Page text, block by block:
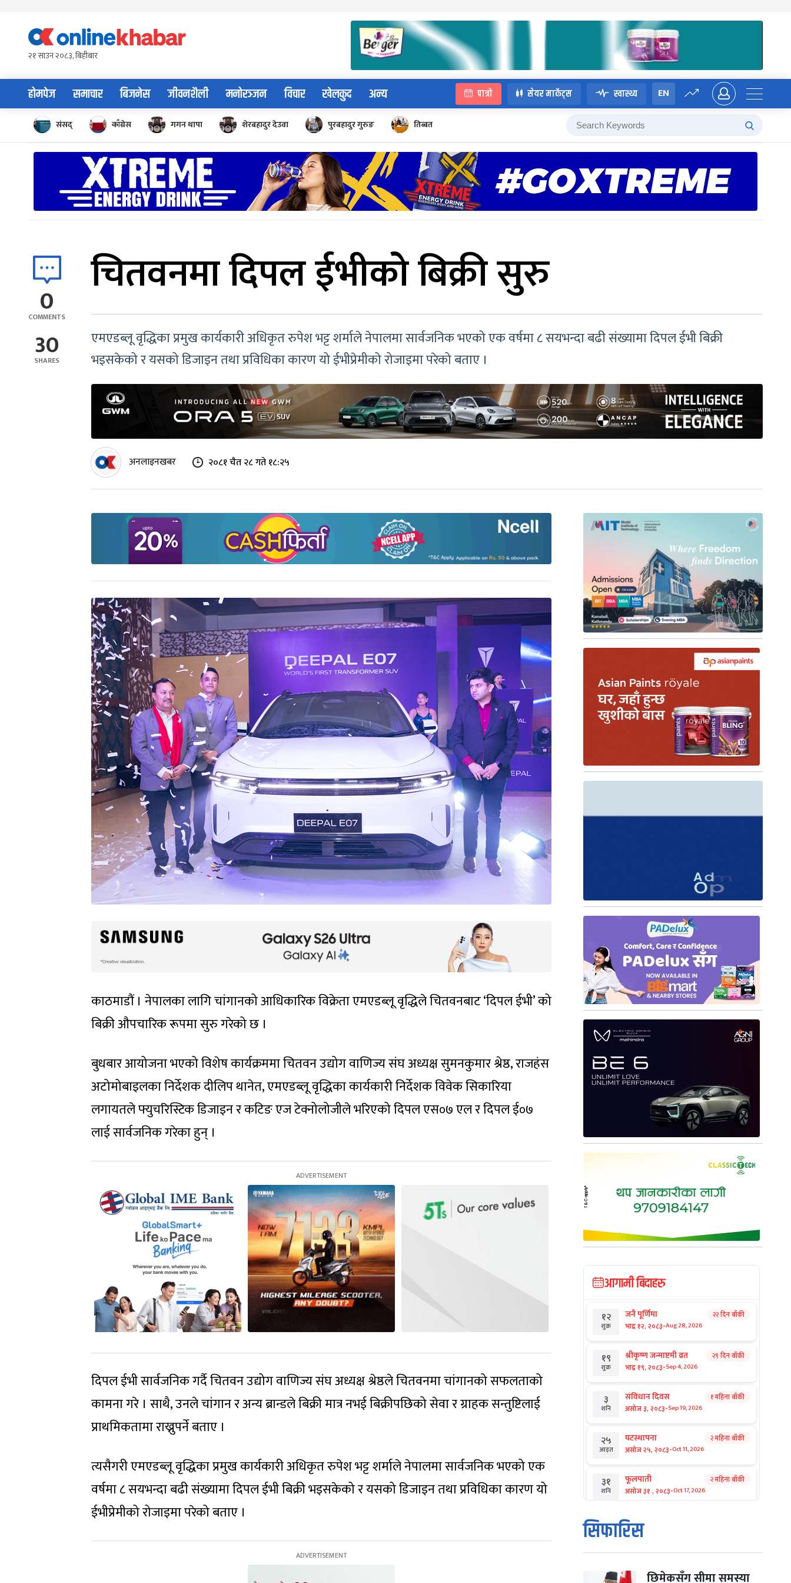
content२१ साउन २०८३, बिहीबार
होमपेज समाचार बिजनेस जीवनशैली मनोरञ्जन विचार खेलकुद अन्य पात्रो सेयर मार्केट्स स्वास्थ्य EN
संसद् काँग्रेस गगन थापा शेरबहादुर देउवा पुरबहादुर गुरुङ तिब्बत
0
COMMENTS
30
SHARES
चितवनमा दिपल ईभीको बिक्री सुरु
एमएडब्लू वृद्धिका प्रमुख कार्यकारी अधिकृत रुपेश भट्ट शर्माले नेपालमा सार्वजनिक भएको एक वर्षमा ८ सयभन्दा बढी संख्यामा दिपल ईभी बिक्री
भइसकेको र यसको डिजाइन तथा प्रविधिका कारण यो ईभीप्रेमीको रोजाइमा परेको बताए ।
अनलाइनखबर २०८१ चैत २८ गते १८:२५
काठमाडौं । नेपालका लागि चांगानको आधिकारिक विक्रेता एमएडब्लू वृद्धिले चितवनबाट ‘दिपल ईभी’ को
बिक्री औपचारिक रूपमा सुरु गरेको छ ।
बुधबार आयोजना भएको विशेष कार्यक्रममा चितवन उद्योग वाणिज्य संघ अध्यक्ष सुमनकुमार श्रेष्ठ, राजहंस
अटोमोबाइलका निर्देशक दीलिप थानेत, एमएडब्लू वृद्धिका कार्यकारी निर्देशक विवेक सिकारिया
लगायतले फ्युचरिस्टिक डिजाइन र कटिङ एज टेक्नोलोजीले भरिएको दिपल एस०७ एल र दिपल ई०७
लाई सार्वजनिक गरेका हुन् ।
दिपल ईभी सार्वजनिक गर्दै चितवन उद्योग वाणिज्य संघ अध्यक्ष श्रेष्ठले चितवनमा चांगानको सफलताको
कामना गरे । साथै, उनले चांगान र अन्य ब्रान्डले बिक्री मात्र नभई बिक्रीपछिको सेवा र ग्राहक सन्तुष्टिलाई
प्राथमिकतामा राख्नुपर्ने बताए ।
त्यसैगरी एमएडब्लू वृद्धिका प्रमुख कार्यकारी अधिकृत रुपेश भट्ट शर्माले नेपालमा सार्वजनिक भएको एक
वर्षमा ८ सयभन्दा बढी संख्यामा दिपल ईभी बिक्री भइसकेको र यसको डिजाइन तथा प्रविधिका कारण यो
ईभीप्रेमीको रोजाइमा परेको बताए ।
आगामी बिदाहरु
१२
शुक्र
जनै पूर्णिमा
भाद्र १२, २०८३-Aug 28, 2026
२२ दिन बाँकी
१९
शुक्र
श्रीकृष्ण जन्माष्टमी व्रत
भाद्र १९, २०८३-Sep 4, 2026
२९ दिन बाँकी
३
शनि
संविधान दिवस
असोज ३, २०८३-Sep 19, 2026
१ महिना बाँकी
२५
आइत
घटस्थापना
असोज २५, २०८३-Oct 11, 2026
२ महिना बाँकी
३१
शनि
फूलपाती
असोज ३१ , २०८३-Oct 17, 2026
२ महिना बाँकी
१
आइत
कार्तिक सङ्क्रान्ति
कार्तिक १, २०८३
मंगल कार्तिक ३, २०८३-Oct 20, 2026
सिफारिस
छिमेकसँग सीमा समस्या